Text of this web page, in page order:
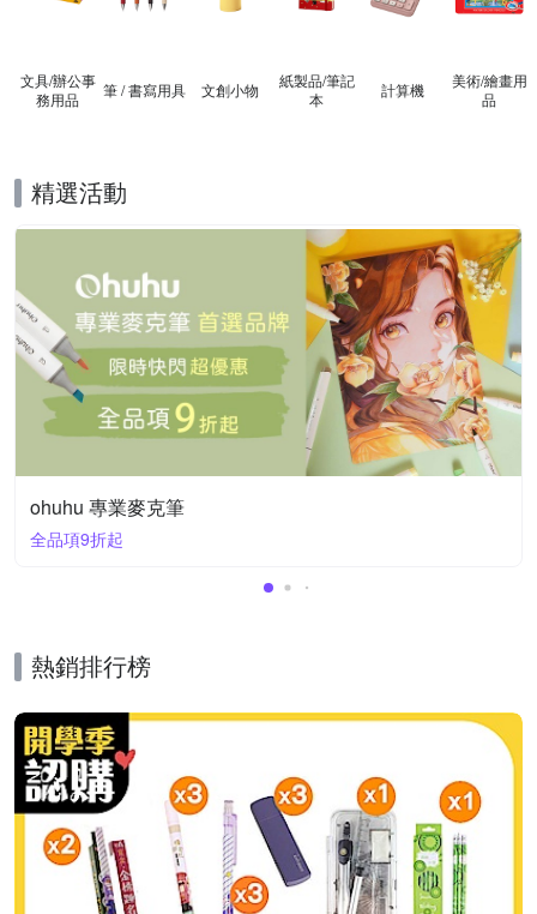
文具/辦公事
務用品
筆 / 書寫用具 文創小物
紙製品/筆記
本
計算機
美術/繪畫用
品
精選活動
ohuhu 專業麥克筆
全品項9折起
熱銷排行榜